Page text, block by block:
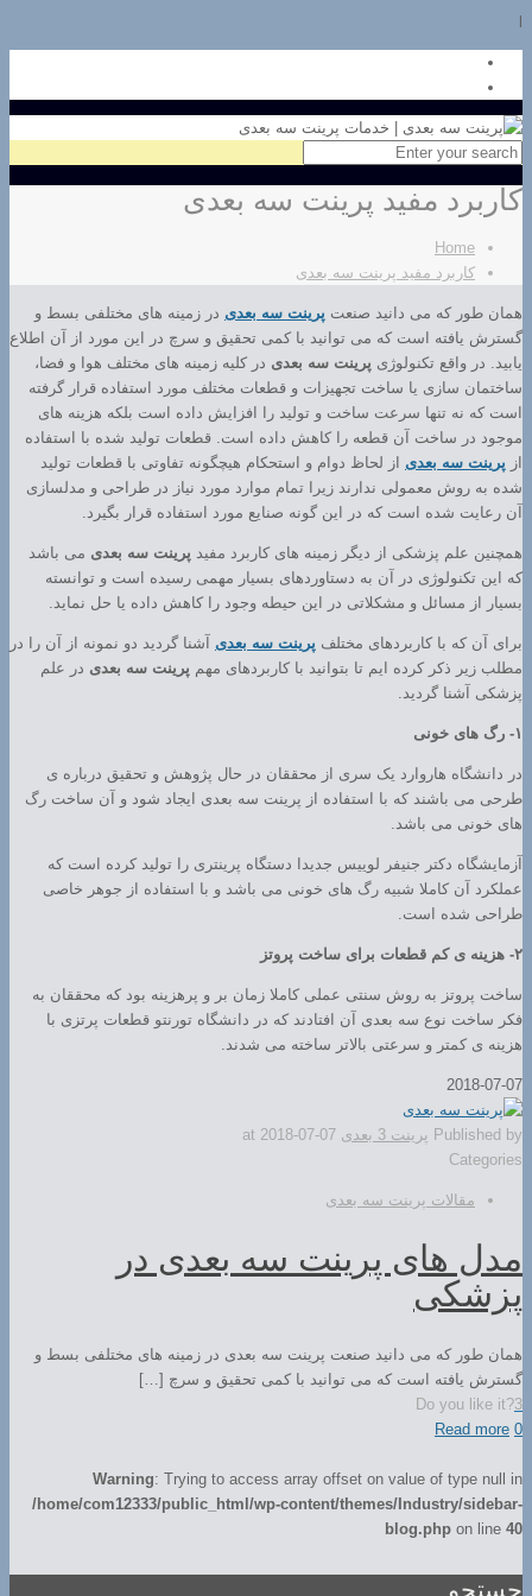
کاربرد مفید پرینت سه بعدی
Home
کاربرد مفید پرینت سه بعدی
همان طور که می دانید صنعت پرینت سه بعدی در زمینه های مختلفی بسط و
گسترش یافته است که می توانید با کمی تحقیق و سرچ در این مورد از آن اطلاع
یابید. در واقع تکنولوژی پرینت سه بعدی در کلیه زمینه های مختلف هوا و فضا،
ساختمان سازی یا ساخت تجهیزات و قطعات مختلف مورد استفاده قرار گرفته
است که نه تنها سرعت ساخت و تولید را افزایش داده است بلکه هزینه های
موجود در ساخت آن قطعه را کاهش داده است. قطعات تولید شده با استفاده
از پرینت سه بعدی از لحاظ دوام و استحکام هیچگونه تفاوتی با قطعات تولید
شده به روش معمولی ندارند زیرا تمام موارد مورد نیاز در طراحی و مدلسازی
آن رعایت شده است که در این گونه صنایع مورد استفاده قرار بگیرد.
همچنین علم پزشکی از دیگر زمینه های کاربرد مفید پرینت سه بعدی می باشد
که این تکنولوژی در آن به دستاوردهای بسیار مهمی رسیده است و توانسته
بسیار از مسائل و مشکلاتی در این حیطه وجود را کاهش داده یا حل نماید.
برای آن که با کاربردهای مختلف پرینت سه بعدی آشنا گردید دو نمونه از آن را در
مطلب زیر ذکر کرده ایم تا بتوانید با کاربردهای مهم پرینت سه بعدی در علم
پزشکی آشنا گردید.
۱- رگ های خونی
در دانشگاه هاروارد یک سری از محققان در حال پژوهش و تحقیق درباره ی
طرحی می باشند که با استفاده از پرینت سه بعدی ایجاد شود و آن ساخت رگ
های خونی می باشد.
آزمایشگاه دکتر جنیفر لوییس جدیدا دستگاه پرینتری را تولید کرده است که
عملکرد آن کاملا شبیه رگ های خونی می باشد و با استفاده از جوهر خاصی
طراحی شده است.
۲- هزینه ی کم قطعات برای ساخت پروتز
ساخت پروتز به روش سنتی عملی کاملا زمان بر و پرهزینه بود که محققان به
فکر ساخت نوع سه بعدی آن افتادند که در دانشگاه تورنتو قطعات پرتزی با
هزینه ی کمتر و سرعتی بالاتر ساخته می شدند.
2018-07-07
Published by پرینت 3 بعدی at 2018-07-07
Categories
مقالات پرینت سه بعدی
مدل های پرینت سه بعدی در
پزشکی
همان طور که می دانید صنعت پرینت سه بعدی در زمینه های مختلفی بسط و
گسترش یافته است که می توانید با کمی تحقیق و سرچ […]
Do you like it?3
0
Read more
Warning: Trying to access array offset on value of type null in
/home/com12333/public_html/wp-content/themes/Industry/sidebar-
blog.php on line 40
جستجو